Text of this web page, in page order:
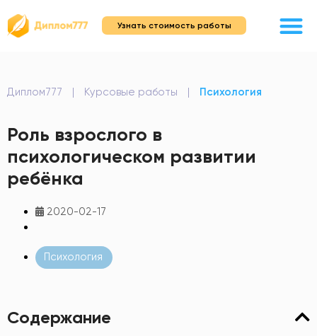
Узнать стоимость работы
Диплом777 | Курсовые работы | Психология
Роль взрослого в
психологическом развитии
ребёнка
2020-02-17
Психология
Содержание